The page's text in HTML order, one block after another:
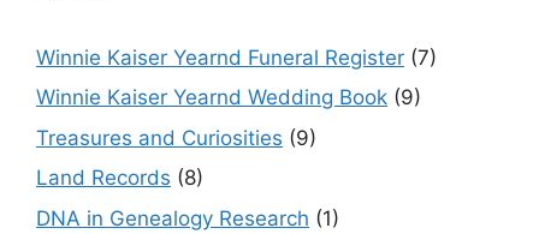
Winnie Kaiser Yearnd Funeral Register (7)
Winnie Kaiser Yearnd Wedding Book (9)
Treasures and Curiosities (9)
Land Records (8)
DNA in Genealogy Research (1)